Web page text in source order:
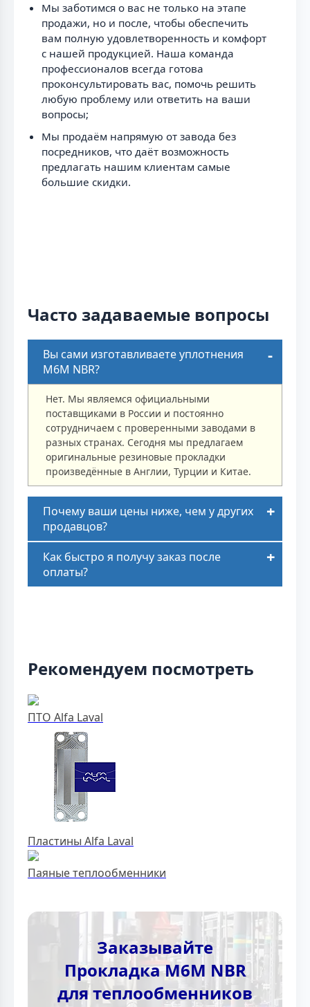
Мы заботимся о вас не только на этапе
продажи, но и после, чтобы обеспечить
вам полную удовлетворенность и комфорт
с нашей продукцией. Наша команда
профессионалов всегда готова
проконсультировать вас, помочь решить
любую проблему или ответить на ваши
вопросы;
Мы продаём напрямую от завода без
посредников, что даёт возможность
предлагать нашим клиентам самые
большие скидки.
Часто задаваемые вопросы
Вы сами изготавливаете уплотнения
M6M NBR?
Нет. Мы являемся официальными
поставщиками в России и постоянно
сотрудничаем с проверенными заводами в
разных странах. Сегодня мы предлагаем
оригинальные резиновые прокладки
произведённые в Англии, Турции и Китае.
Почему ваши цены ниже, чем у других
продавцов?
Как быстро я получу заказ после
оплаты?
Рекомендуем посмотреть
ПТО Alfa Laval
Пластины Alfa Laval
Паяные теплообменники
Заказывайте
Прокладка M6M NBR
для теплообменников